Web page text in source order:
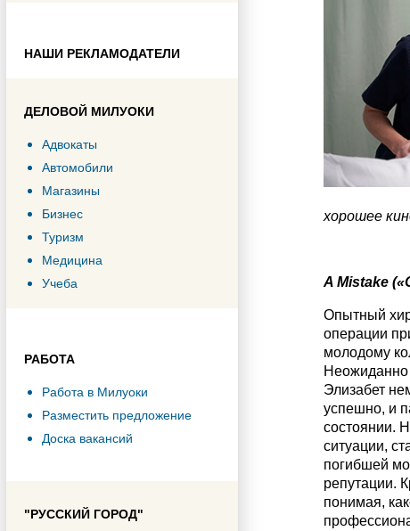
НАШИ РЕКЛАМОДАТЕЛИ
ДЕЛОВОЙ МИЛУОКИ
Адвокаты
Автомобили
Магазины
Бизнес
Туризм
Медицина
Учеба
РАБОТА
Работа в Милуоки
Разместить предложение
Доска вакансий
"РУССКИЙ ГОРОД"
хорошее
A Mistake
Опытный
операции
молодому
Неожиданно
Элизабет
успешно, и
состоянии.
ситуации,
погибшей
репутации.
понимая,